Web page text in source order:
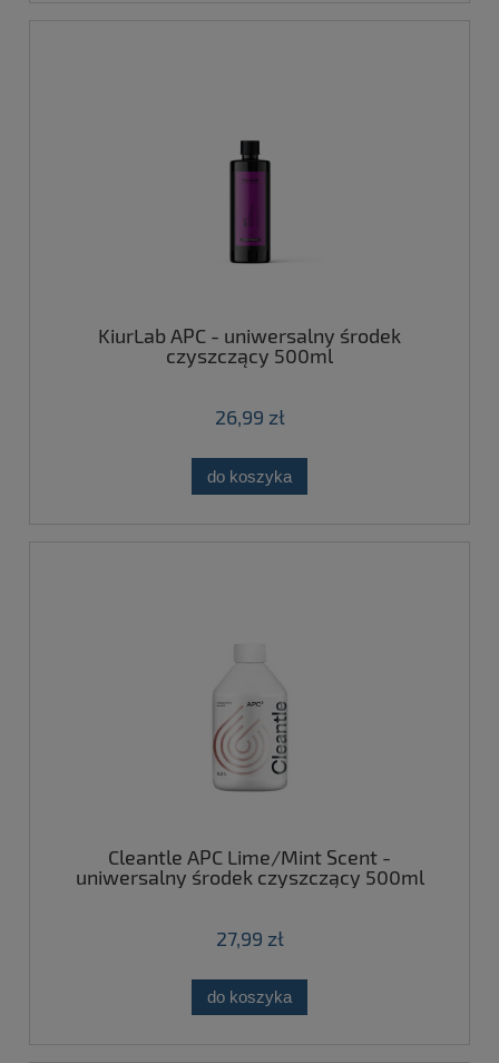
KiurLab APC - uniwersalny środek
czyszczący 500ml
26,99 zł
do koszyka
Cleantle APC Lime/Mint Scent -
uniwersalny środek czyszczący 500ml
27,99 zł
do koszyka